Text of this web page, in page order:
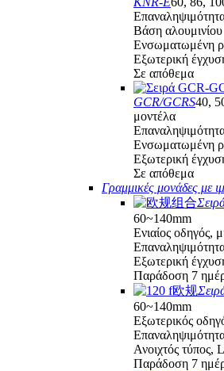
Βάση αλουμινίου
Ενσωματωμένη
Εξωτερική
Σε απόθεμα
GCR/GCRS40,
μοντέλα
Ενσωματωμένη
Εξωτερική
Σε απόθεμα
Γραμμικές μονάδες με
60~140mm
Ενιαίος οδηγός,
Εξωτερική
Παράδοση 7
60~140mm
Εξωτερικός
Ανοιχτός τύπος,
Παράδοση 7